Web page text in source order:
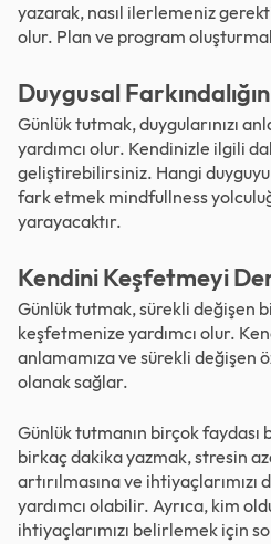
yazarak, nasıl ilerlemeniz
olur. Plan ve program
Duygusal
Günlük tutmak, duygularınızı
yardımcı olur. Kendinizle ilgili
geliştirebilirsiniz. Hangi
fark etmek mindfullness
yarayacaktır.
Kendini Keşfetmeyi
Günlük tutmak, sürekli değişen
keşfetmenize yardımcı olur.
anlamamıza ve sürekli değişen
olanak sağlar.
Günlük tutmanın birçok faydası
birkaç dakika yazmak, stresin
artırılmasına ve ihtiyaçlarımızı
yardımcı olabilir. Ayrıca, kim
ihtiyaçlarımızı belirlemek için